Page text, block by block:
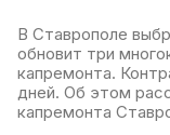
В Ставрополе
обновит три
капремонта.
дней. Об этом
капремонта